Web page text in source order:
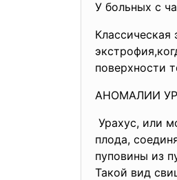
У больных с
поверхности
АНОМАЛИИ
Урахус, или
плода,
пуповины из
Такой вид